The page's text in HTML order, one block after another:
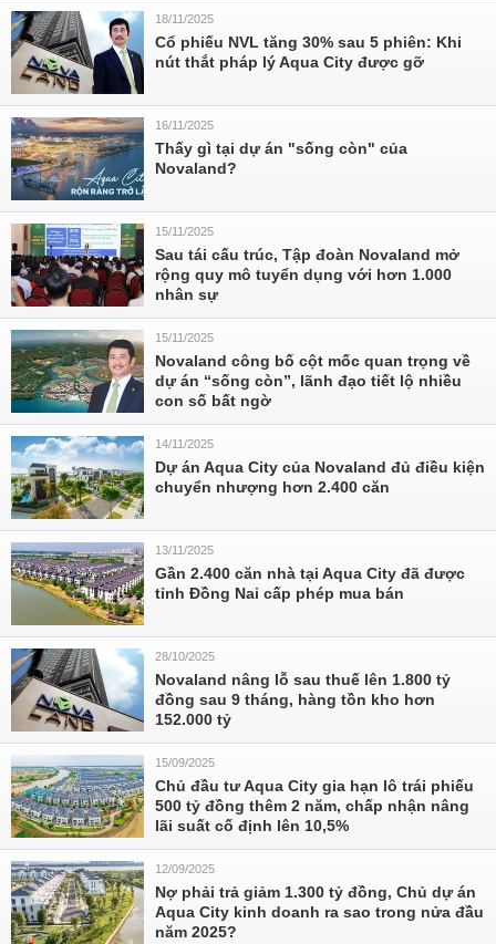
18/11/2025
Cổ phiếu NVL tăng 30% sau 5 phiên: Khi
nút thắt pháp lý Aqua City được gỡ
16/11/2025
Thấy gì tại dự án "sống còn" của
Novaland?
15/11/2025
Sau tái cấu trúc, Tập đoàn Novaland mở
rộng quy mô tuyển dụng với hơn 1.000
nhân sự
15/11/2025
Novaland công bố cột mốc quan trọng về
dự án “sống còn”, lãnh đạo tiết lộ nhiều
con số bất ngờ
14/11/2025
Dự án Aqua City của Novaland đủ điều kiện
chuyển nhượng hơn 2.400 căn
13/11/2025
Gần 2.400 căn nhà tại Aqua City đã được
tỉnh Đồng Nai cấp phép mua bán
28/10/2025
Novaland nâng lỗ sau thuế lên 1.800 tỷ
đồng sau 9 tháng, hàng tồn kho hơn
152.000 tỷ
15/09/2025
Chủ đầu tư Aqua City gia hạn lô trái phiếu
500 tỷ đồng thêm 2 năm, chấp nhận nâng
lãi suất cố định lên 10,5%
12/09/2025
Nợ phải trả giảm 1.300 tỷ đồng, Chủ dự án
Aqua City kinh doanh ra sao trong nửa đầu
năm 2025?